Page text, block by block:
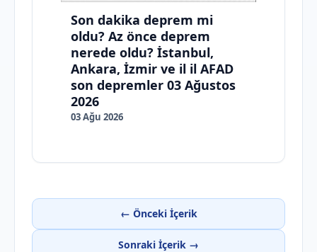
Son dakika deprem mi
oldu? Az önce deprem
nerede oldu? İstanbul,
Ankara, İzmir ve il il AFAD
son depremler 03 Ağustos
2026
03 Ağu 2026
← Önceki İçerik
Sonraki İçerik →